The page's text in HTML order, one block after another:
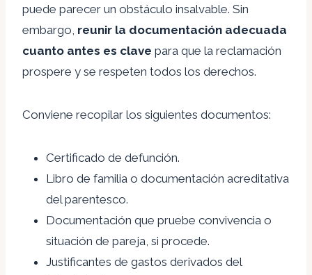
puede parecer un obstáculo insalvable. Sin
embargo, reunir la documentación adecuada
cuanto antes es clave para que la reclamación
prospere y se respeten todos los derechos.
Conviene recopilar los siguientes documentos:
Certificado de defunción.
Libro de familia o documentación acreditativa
del parentesco.
Documentación que pruebe convivencia o
situación de pareja, si procede.
Justificantes de gastos derivados del